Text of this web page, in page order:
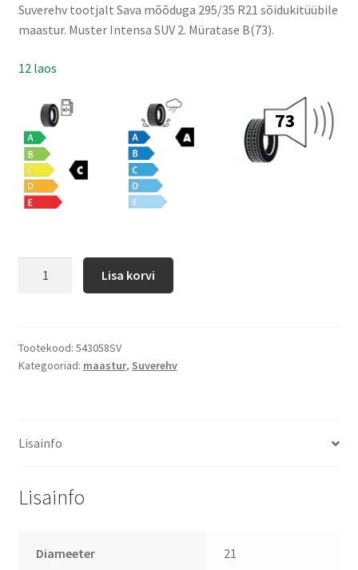
Suverehv tootjalt Sava mõõduga 295/35 R21 sõidukitüübile
maastur. Muster Intensa SUV 2. Müratase B(73).
12 laos
73
Lisa korvi
Tootekood: 543058SV
Kategooriad: maastur, Suverehv
Lisainfo
Lisainfo
Diameeter 21